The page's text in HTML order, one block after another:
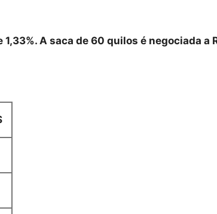
A saca de 60 quilos é negociada a